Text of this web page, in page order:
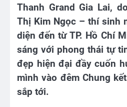
Thanh Grand Gia Lai,
Thị Kim Ngọc – thí sinh
diện đến từ TP. Hồ Chí
sáng với phong thái tự
đẹp hiện đại đầy cuốn
mình vào đêm Chung
sắp tới.